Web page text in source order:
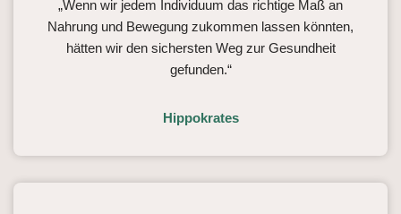
„Wenn wir jedem Individuum das richtige Maß an
Nahrung und Bewegung zukommen lassen könnten,
hätten wir den sichersten Weg zur Gesundheit
gefunden.“
Hippokrates